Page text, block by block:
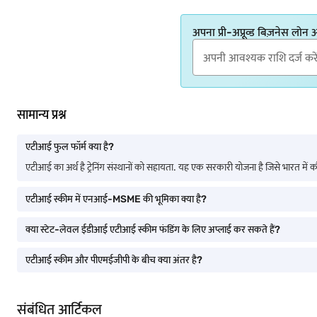
अपना प्री-अप्रूव्ड बिज़नेस
सामान्य प्रश्न
एटीआई फुल फॉर्म क्या है?
एटीआई का अर्थ है ट्रेनिंग संस्थानों को सहायता. यह एक सरकारी योजना है जिसे भारत में
एटीआई स्कीम में एनआई-MSME की भूमिका क्या है?
क्या स्टेट-लेवल ईडीआई एटीआई स्कीम फंडिंग के लिए अप्लाई कर सकते हैं?
एटीआई स्कीम और पीएमईजीपी के बीच क्या अंतर है?
संबंधित आर्टिकल